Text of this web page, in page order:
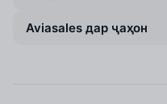
Aviasales дар ҷаҳон